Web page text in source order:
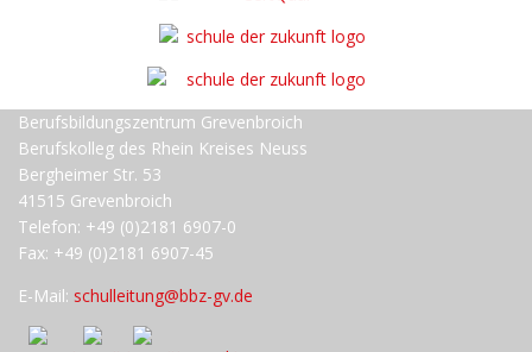
Berufsbildungszentrum Grevenbroich
Berufskolleg des Rhein Kreises Neuss
Bergheimer Str. 53
41515 Grevenbroich
Telefon: +49 (0)2181 6907-0
Fax: +49 (0)2181 6907-45
E-Mail: schulleitung@bbz-gv.de